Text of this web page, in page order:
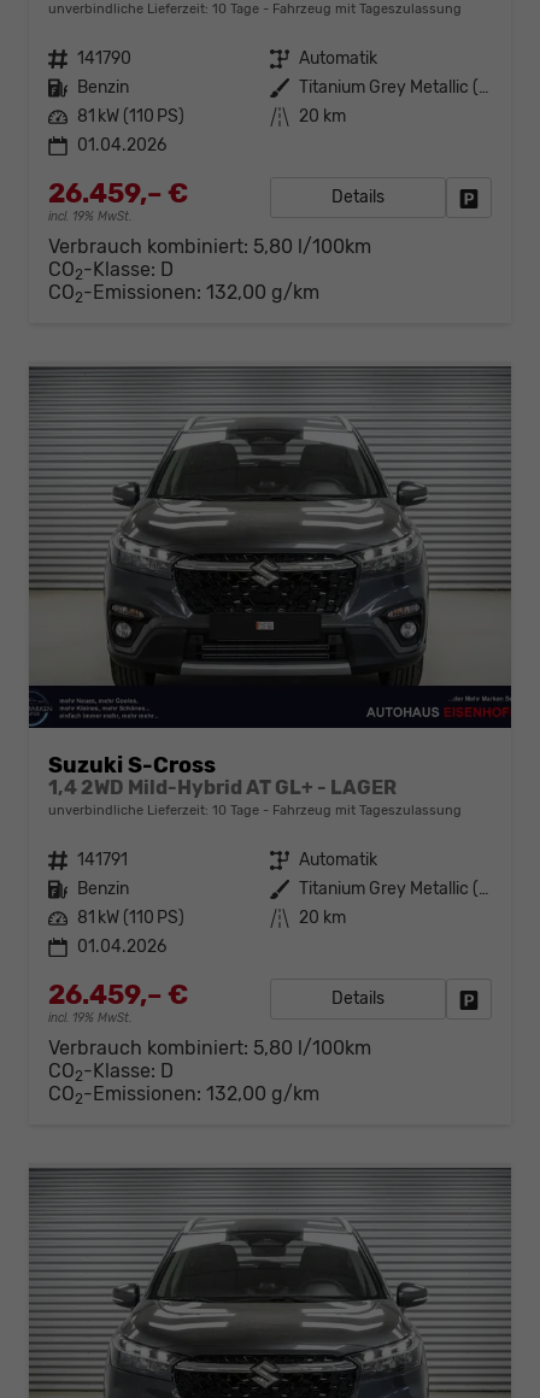
unverbindliche Lieferzeit: 10 Tage Fahrzeug mit Tageszulassung
Fahrzeugnr. 141790 Getriebe Automatik
Kraftstoff Benzin Außenfarbe
Titanium Grey Metallic (ZZZ)
Leistung 81 kW (110 PS) Kilometerstand 20 km
01.04.2026
26.459,– €
incl. 19% MwSt.
Details
Verbrauch kombiniert: 5,80 l/100km
CO2-Klasse: D
CO2-Emissionen: 132,00 g/km
Suzuki S-Cross
1,4 2WD Mild-Hybrid AT GL+ - LAGER
unverbindliche Lieferzeit: 10 Tage Fahrzeug mit Tageszulassung
Fahrzeugnr. 141791 Getriebe Automatik
Kraftstoff Benzin Außenfarbe
Titanium Grey Metallic (ZZZ)
Leistung 81 kW (110 PS) Kilometerstand 20 km
01.04.2026
26.459,– €
incl. 19% MwSt.
Details
Verbrauch kombiniert: 5,80 l/100km
CO2-Klasse: D
CO2-Emissionen: 132,00 g/km